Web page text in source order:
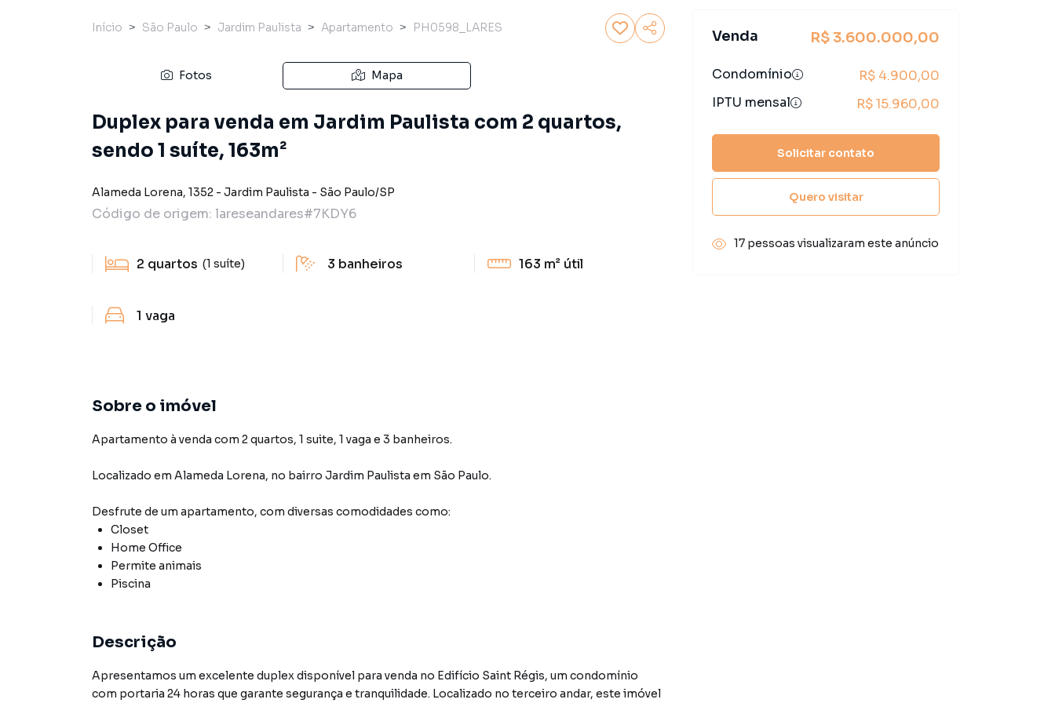
Início São Paulo Jardim Paulista Apartamento PH0598_LARES
Fotos Mapa
Duplex para venda em Jardim Paulista com 2 quartos,
sendo 1 suíte, 163m²
Alameda Lorena, 1352 - Jardim Paulista - São Paulo/SP
Código de origem: lareseandares#7KDY6
2 quartos (1 suíte) 3 banheiros 163 m² útil
1 vaga
Sobre o imóvel
Apartamento à venda com 2 quartos, 1 suite, 1 vaga e 3 banheiros.
Localizado em Alameda Lorena, no bairro Jardim Paulista em São Paulo.
Desfrute de um apartamento, com diversas comodidades como:
Closet
Home Office
Permite animais
Piscina
Descrição
Apresentamos um excelente duplex disponível para venda no Edifício Saint Régis, um condomínio
com portaria 24 horas que garante segurança e tranquilidade. Localizado no terceiro andar, este imóvel
Venda R$ 3.600.000,00
Condomínio
R$ 4.900,00
IPTU mensal
R$ 15.960,00
Solicitar contato
Quero visitar
17 pessoas visualizaram este anúncio